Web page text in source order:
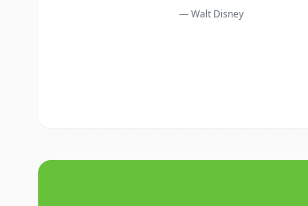
— Walt Disney